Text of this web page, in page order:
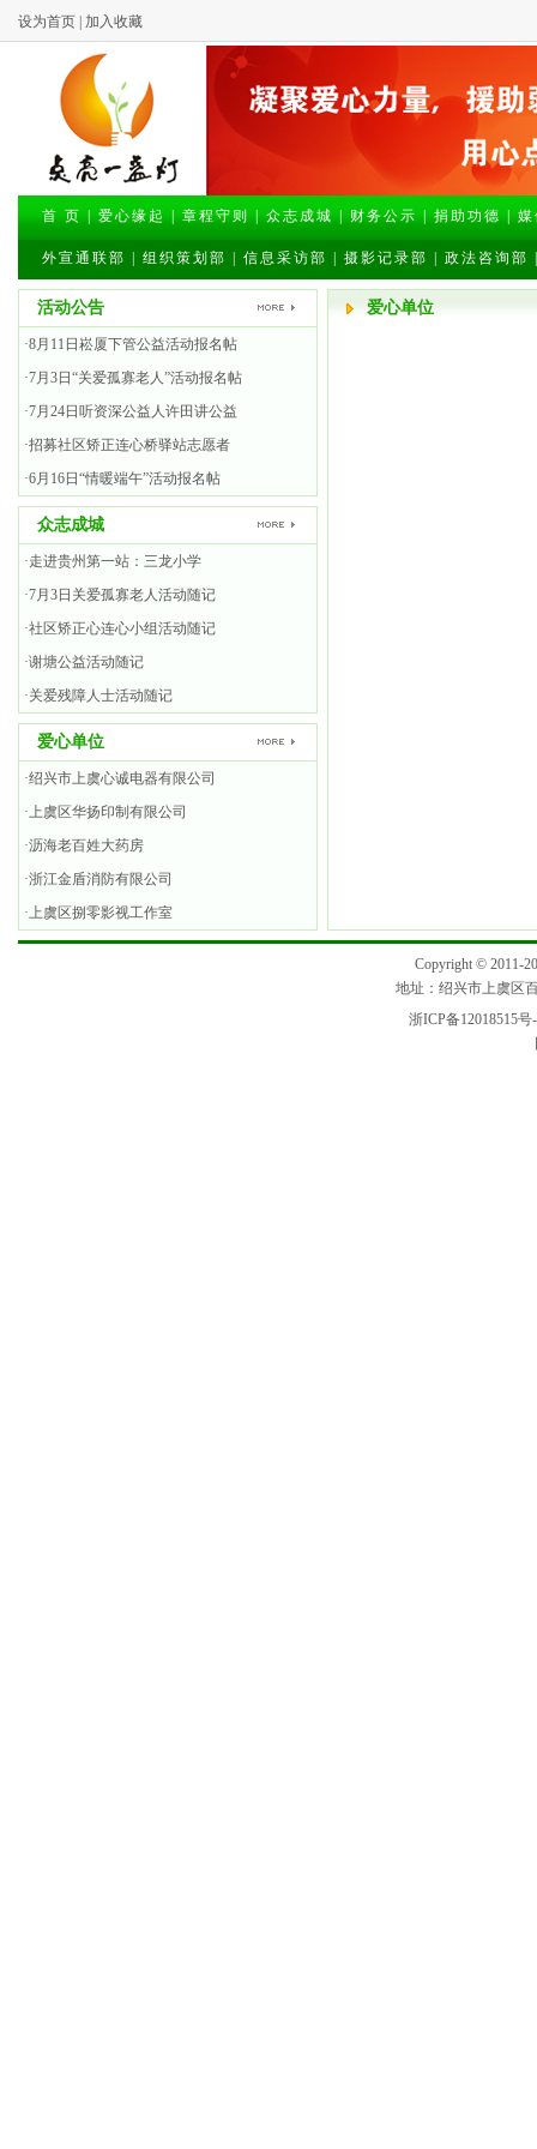
设为首页 加入收藏
首 页 爱心缘起 章程守则 众志成城 财务公示 捐助功德
外宣通联部 组织策划部 信息采访部 摄影记录部 政法咨询部
活动公告
·8月11日崧厦下管公益活动报名帖
·7月3日“关爱孤寡老人”活动报名帖
·7月24日听资深公益人许田讲公益
·招募社区矫正连心桥驿站志愿者
·6月16日“情暖端午”活动报名帖
众志成城
·走进贵州第一站：三龙小学
·7月3日关爱孤寡老人活动随记
·社区矫正心连心小组活动随记
·谢塘公益活动随记
·关爱残障人士活动随记
爱心单位
·绍兴市上虞心诚电器有限公司
·上虞区华扬印制有限公司
·沥海老百姓大药房
·浙江金盾消防有限公司
·上虞区捌零影视工作室
爱心单位
Copyright © 2011-
地址：绍兴市上虞区
浙ICP备12018515号